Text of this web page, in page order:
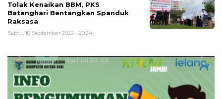
Tolak Kenaikan BBM, PKS
Batanghari Bentangkan Spanduk
Raksasa
Sabtu, 10 September 2022 - 20:24